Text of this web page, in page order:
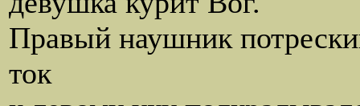
Правый наушник
ток